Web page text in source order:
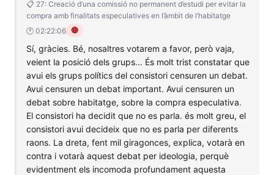
📋 27: Creació d’una comissió no permanent d’estudi per evitar la
compra amb finalitats especulatives en l’àmbit de l’habitatge
🕐 02:22:06 🔴
Sí, gràcies. Bé, nosaltres votarem a favor, però vaja,
veient la posició dels grups... És molt trist constatar que
avui els grups polítics del consistori censuren un debat.
Avui censuren un debat important. Avui censuren un
debat sobre habitatge, sobre la compra especulativa.
El consistori ha decidit que no es parla. és molt greu, el
consistori avui decideix que no es parla per diferents
raons. La dreta, fent mil giragonces, explica, votarà en
contra i votarà aquest debat per ideologia, perquè
evidentment els incomoda profundament aquesta